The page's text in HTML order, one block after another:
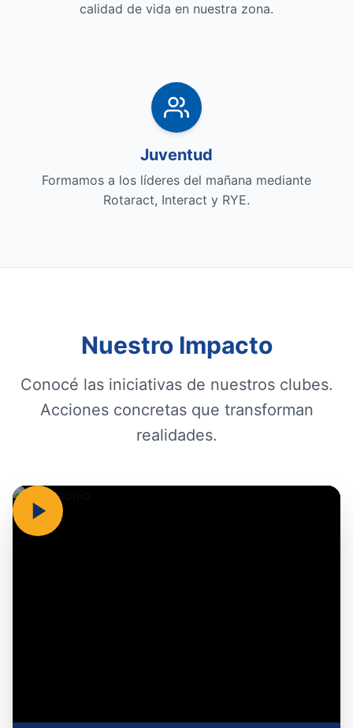
calidad de vida en nuestra zona.
Juventud
Formamos a los líderes del mañana mediante
Rotaract, Interact y RYE.
Nuestro Impacto
Conocé las iniciativas de nuestros clubes.
Acciones concretas que transforman
realidades.